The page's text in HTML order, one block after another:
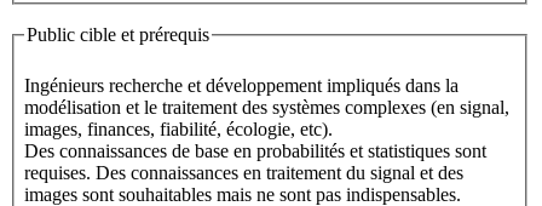
Public cible et prérequis
Ingénieurs recherche et développement impliqués dans la
modélisation et le traitement des systèmes complexes (en signal,
images, finances, fiabilité, écologie, etc).
Des connaissances de base en probabilités et statistiques sont
requises. Des connaissances en traitement du signal et des
images sont souhaitables mais ne sont pas indispensables.